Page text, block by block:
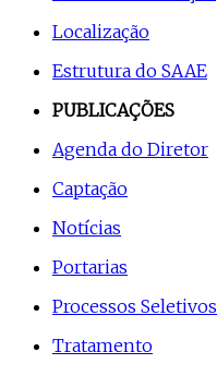
Localização
Estrutura do SAAE
PUBLICAÇÕES
Agenda do Diretor
Captação
Notícias
Portarias
Processos Seletivos
Tratamento